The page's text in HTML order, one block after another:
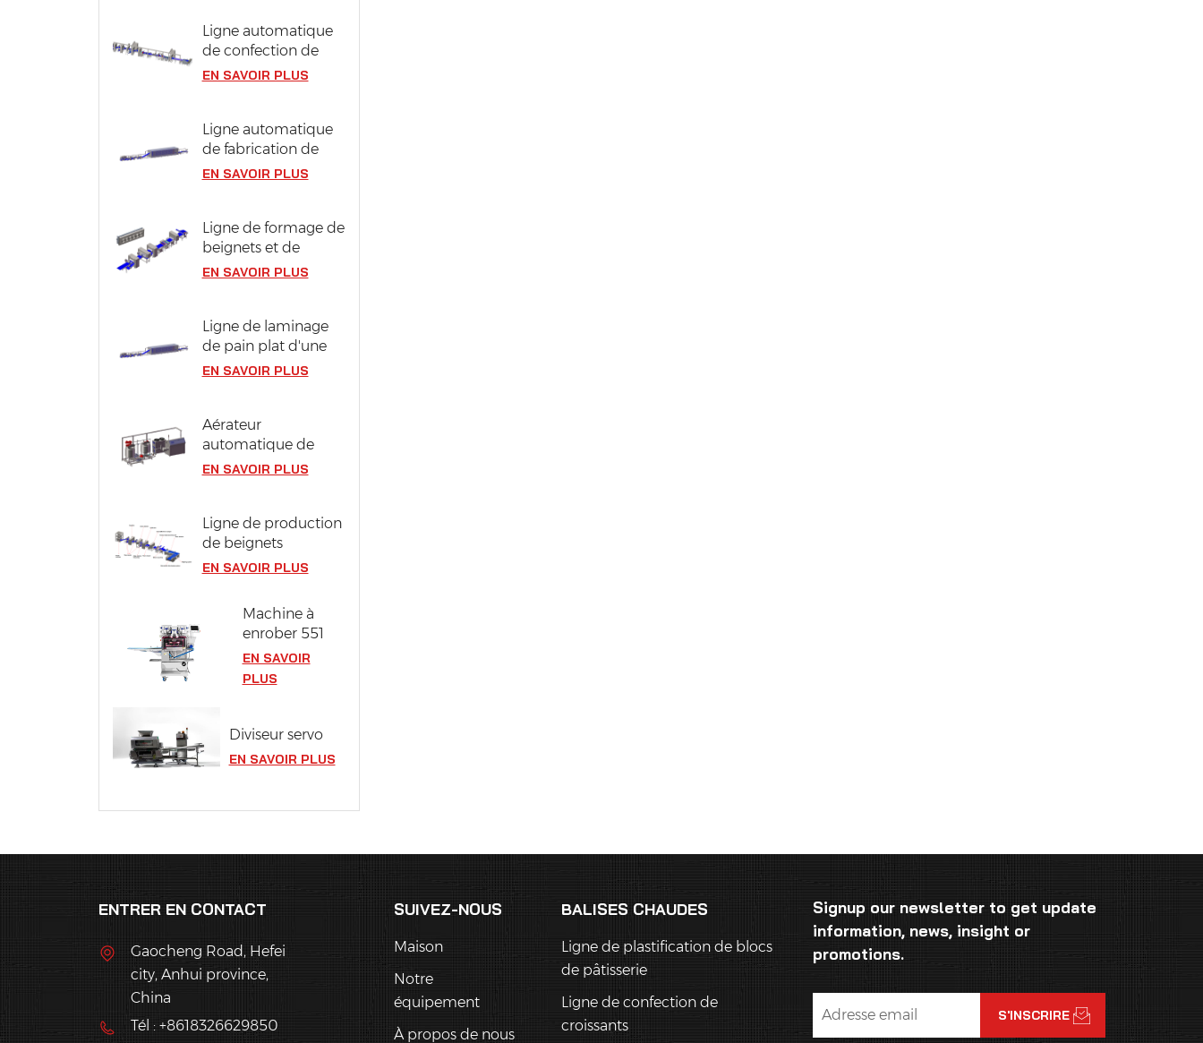
Ligne automatique
de confection de
pâtisseries
EN SAVOIR PLUS
Ligne automatique
de fabrication de
pizzas avec système
EN SAVOIR PLUS
Ligne de formage de
beignets et de
berlines compacts
EN SAVOIR PLUS
Ligne de laminage
de pain plat d'une
largeur de pâte de
EN SAVOIR PLUS
Aérateur
automatique de
pâte à génoise
EN SAVOIR PLUS
Ligne de production
de beignets
industriels d'une
EN SAVOIR PLUS
Machine à
enrober 551
EN SAVOIR
PLUS
Diviseur servo
EN SAVOIR PLUS
ENTRER EN CONTACT
Gaocheng Road, Hefei
city, Anhui province,
China
Tél : +8618326629850
SUIVEZ-NOUS
Maison
Notre
équipement
À propos de nous
BALISES CHAUDES
Ligne de plastification de blocs
de pâtisserie
Ligne de confection de
croissants
Signup our newsletter to get update
information, news, insight or
promotions.